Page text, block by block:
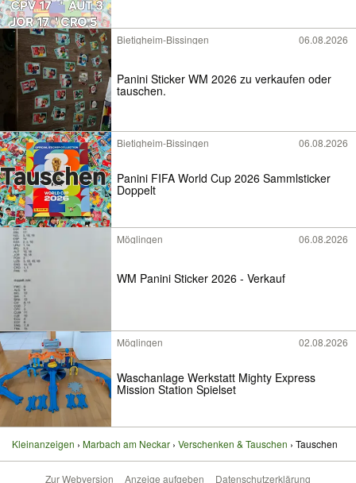
Bietigheim-Bissingen 06.08.2026
Panini Sticker WM 2026 zu verkaufen oder
tauschen.
Bietigheim-Bissingen 06.08.2026
Panini FIFA World Cup 2026 Sammlsticker
Doppelt
Möglingen 06.08.2026
WM Panini Sticker 2026 - Verkauf
Möglingen 02.08.2026
Waschanlage Werkstatt Mighty Express
Mission Station Spielset
Kleinanzeigen Marbach am Neckar Verschenken & Tauschen Tauschen
Zur Webversion Anzeige aufgeben Datenschutzerklärung